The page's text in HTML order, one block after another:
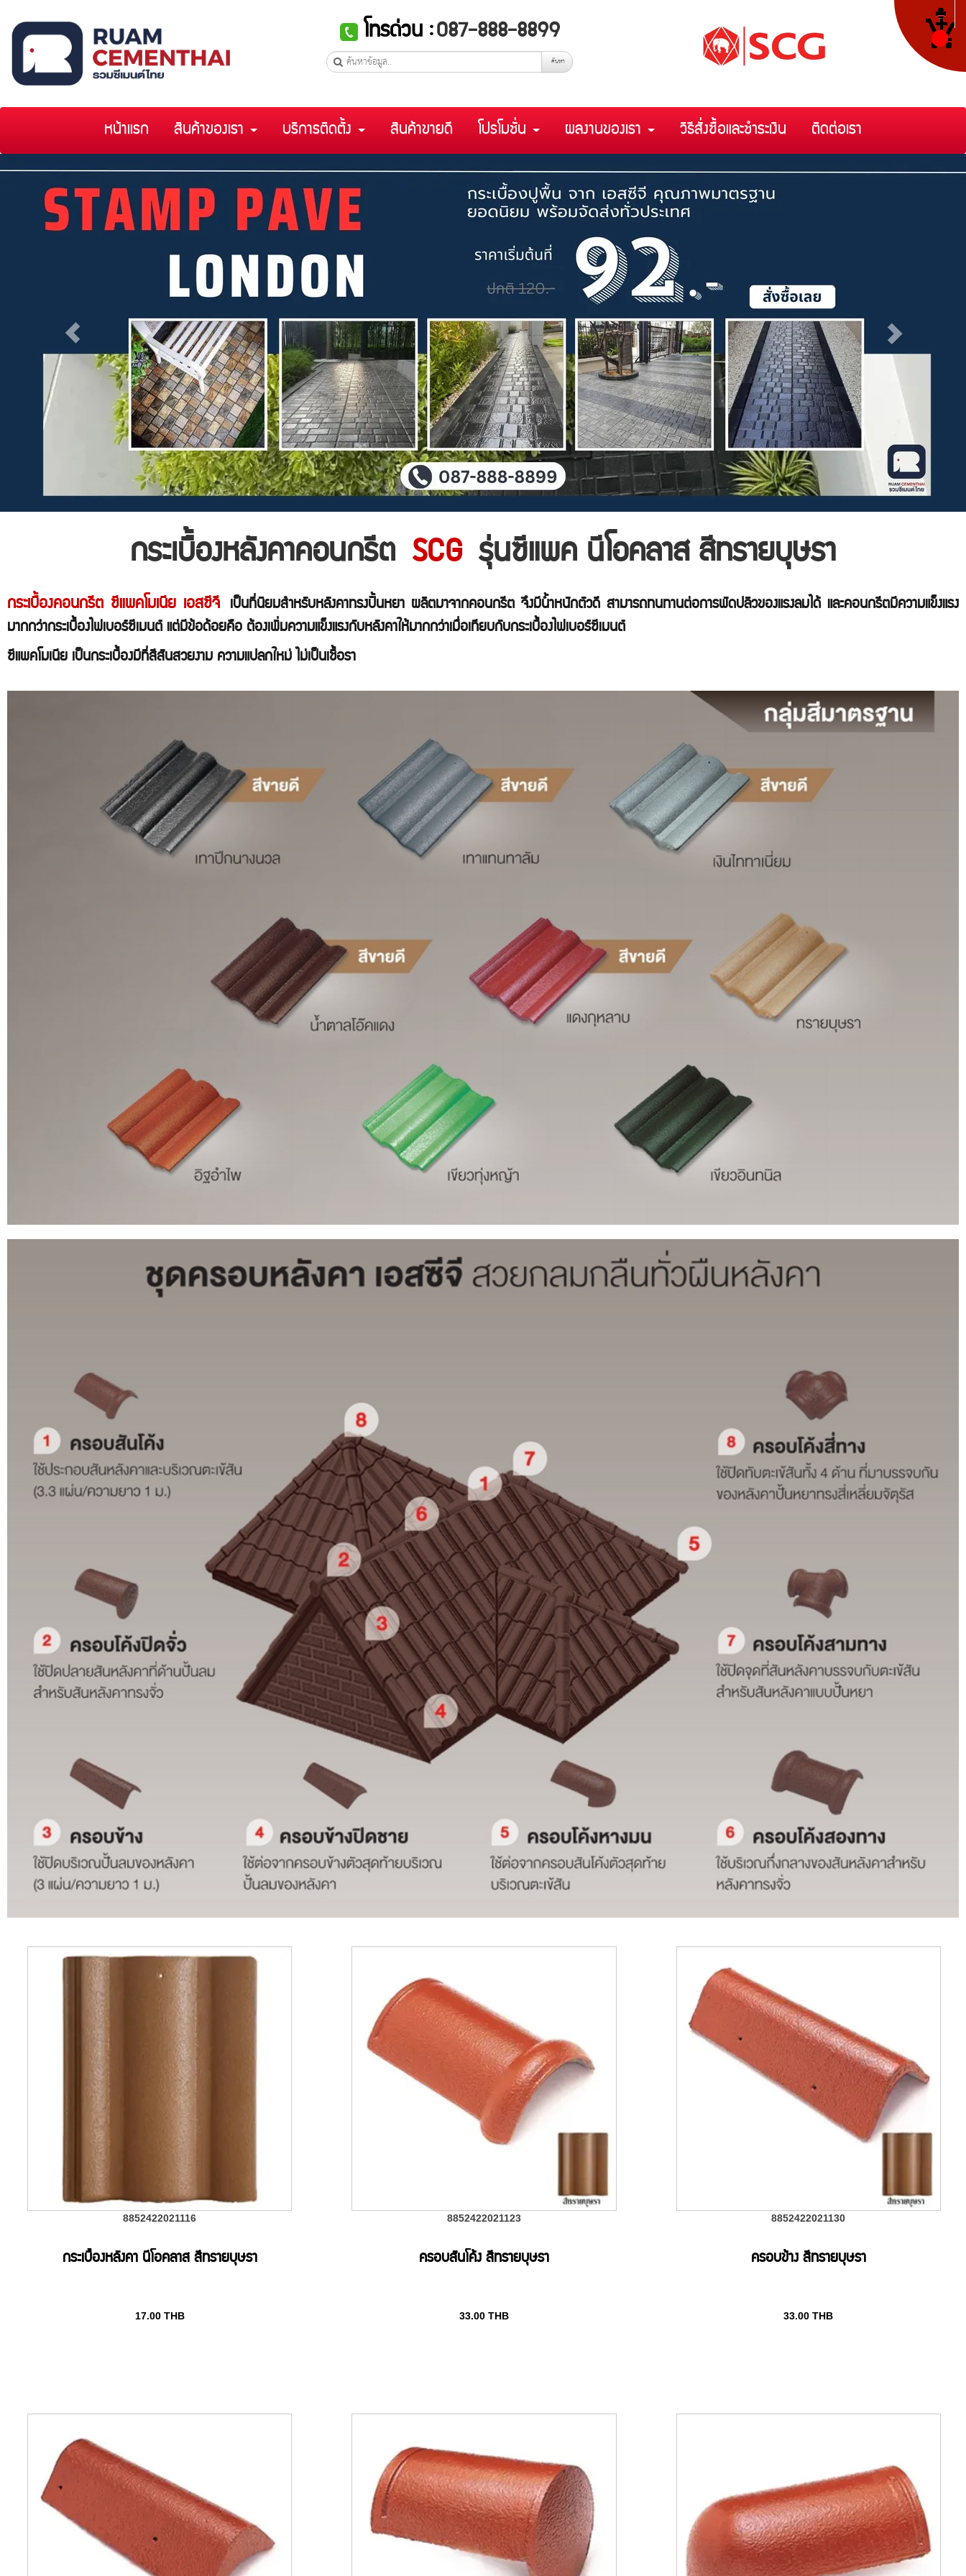
หน้าแรก สินค้าของเรา บริการติดตั้ง สินค้าขายดี โปรโมชั่น ผลงานของเรา วิธีสั่งซื้อและชำระเงิน ติดต่อเรา
โทรด่วน : 087-888-8899
ค้นหา
กระเบื้องหลังคาคอนกรีต SCG รุ่นซีแพค นีโอคลาส สีทรายบุษรา
กระเบื้องคอนกรีต ซีแพคโมเนีย เอสซีจี
เป็นที่นิยมสำหรับหลังคาทรงปั้นหยา ผลิตมาจากคอนกรีต จึงมีน้ำหนักตัวดี สามารถทนทานต่อการพัดปลิวของแรงลมได้ และคอนกรีตมีความแข็งแรง
มากกว่ากระเบื้องไฟเบอร์ซีเมนต์ แต่มีข้อด้อยคือ ต้องเพิ่มความแข็งแรงกับหลังคาให้มากกว่าเมื่อเทียบกับกระเบื้องไฟเบอร์ซีเมนต์
ซีแพคโมเนีย เป็นกระเบื้องมีที่สีสันสวยงาม ความแปลกใหม่ ไม่เป็นเชื้อรา
8852422021116
กระเบื้องหลังคา นีโอคลาส สีทรายบุษรา
17.00 THB
8852422021123
ครอบสันโค้ง สีทรายบุษรา
33.00 THB
8852422021130
ครอบข้าง สีทรายบุษรา
33.00 THB